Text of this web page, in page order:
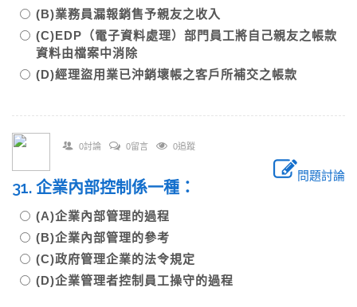
(B)業務員漏報銷售予親友之收入
(C)EDP（電子資料處理）部門員工將自己親友之帳款
資料由檔案中消除
(D)經理盜用業已沖銷壞帳之客戶所補交之帳款
0討論 0留言 0追蹤
問題討論
31. 企業內部控制係一種：
(A)企業內部管理的過程
(B)企業內部管理的參考
(C)政府管理企業的法令規定
(D)企業管理者控制員工操守的過程